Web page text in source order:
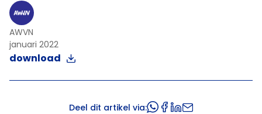
AWVN
januari 2022
download
Deel dit artikel via: